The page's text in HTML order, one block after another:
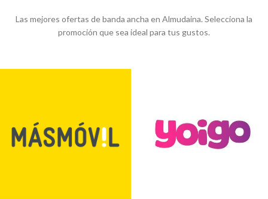
Las mejores ofertas de banda ancha en Almudaina. Selecciona la
promoción que sea ideal para tus gustos.